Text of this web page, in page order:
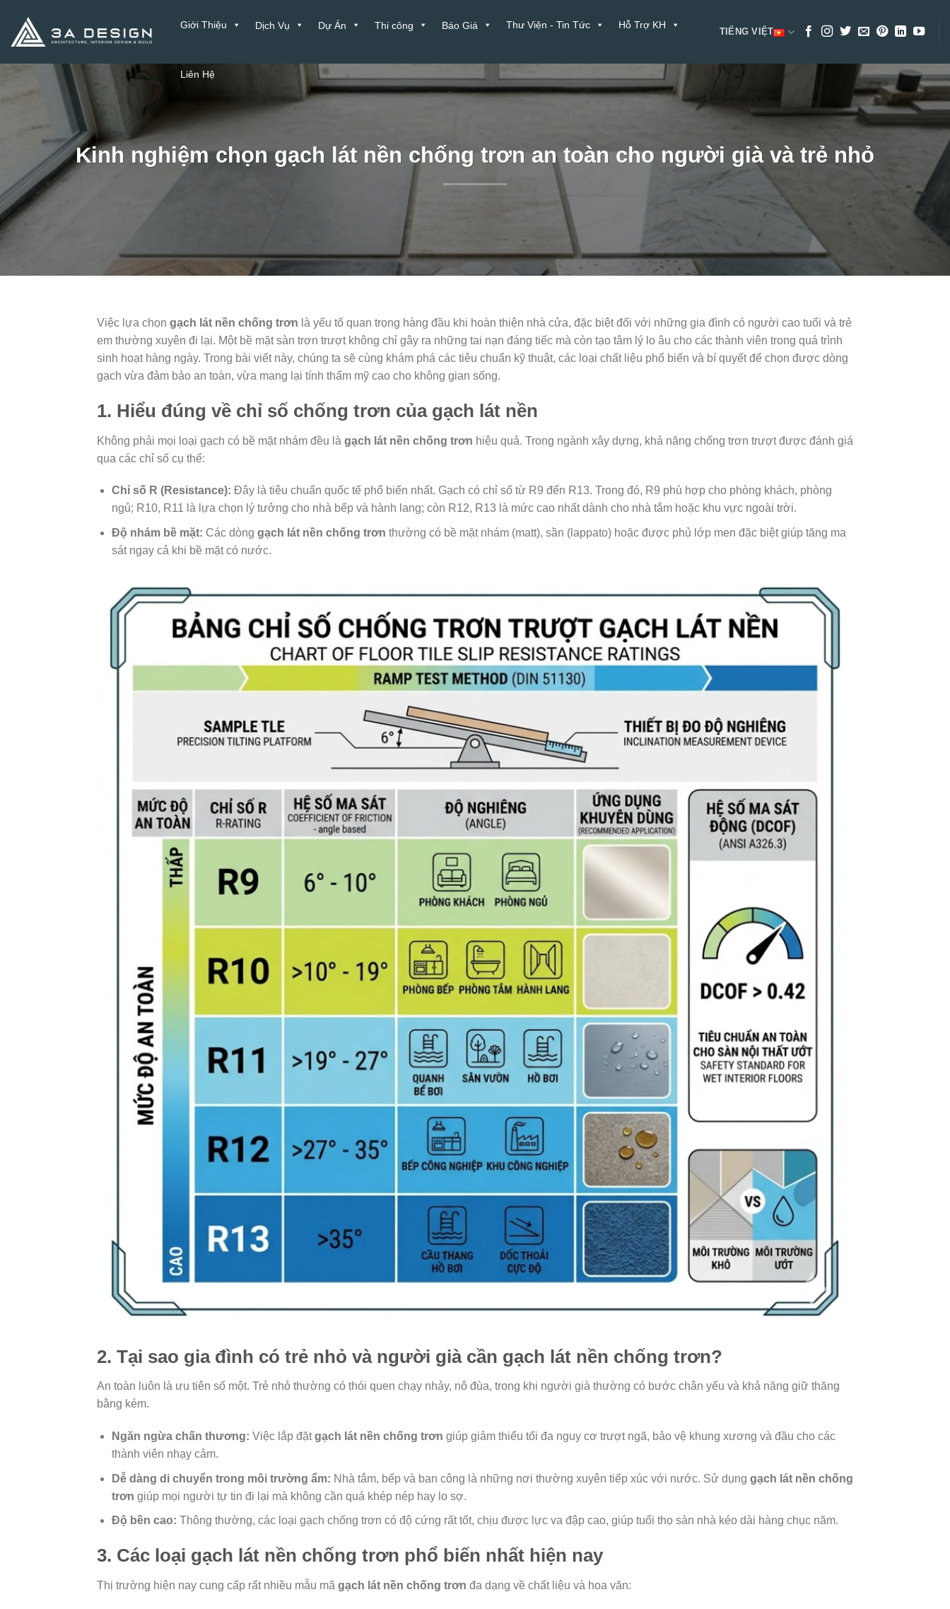
nội
dung
Giới Thiệu Dịch Vụ Dự Án Thi công Báo Giá Thư Viện - Tin Tức Hỗ Trợ KH
Liên Hệ
TIẾNG VIỆT
Kinh nghiệm chọn gạch lát nền chống trơn an toàn cho người già và trẻ nhỏ
Việc lựa chọn gạch lát nền chống trơn là yếu tố quan trọng hàng đầu khi hoàn thiện nhà cửa, đặc biệt đối với những gia đình có người cao tuổi và trẻ
em thường xuyên đi lại. Một bề mặt sàn trơn trượt không chỉ gây ra những tai nạn đáng tiếc mà còn tạo tâm lý lo âu cho các thành viên trong quá trình
sinh hoạt hàng ngày. Trong bài viết này, chúng ta sẽ cùng khám phá các tiêu chuẩn kỹ thuật, các loại chất liệu phổ biến và bí quyết để chọn được dòng
gạch vừa đảm bảo an toàn, vừa mang lại tính thẩm mỹ cao cho không gian sống.
1. Hiểu đúng về chỉ số chống trơn của gạch lát nền
Không phải mọi loại gạch có bề mặt nhám đều là gạch lát nền chống trơn hiệu quả. Trong ngành xây dựng, khả năng chống trơn trượt được đánh giá
qua các chỉ số cụ thể:
Chỉ số R (Resistance): Đây là tiêu chuẩn quốc tế phổ biến nhất. Gạch có chỉ số từ R9 đến R13. Trong đó, R9 phù hợp cho phòng khách, phòng
ngủ; R10, R11 là lựa chọn lý tưởng cho nhà bếp và hành lang; còn R12, R13 là mức cao nhất dành cho nhà tắm hoặc khu vực ngoài trời.
Độ nhám bề mặt: Các dòng gạch lát nền chống trơn thường có bề mặt nhám (matt), sần (lappato) hoặc được phủ lớp men đặc biệt giúp tăng ma
sát ngay cả khi bề mặt có nước.
2. Tại sao gia đình có trẻ nhỏ và người già cần gạch lát nền chống trơn?
An toàn luôn là ưu tiên số một. Trẻ nhỏ thường có thói quen chạy nhảy, nô đùa, trong khi người già thường có bước chân yếu và khả năng giữ thăng
bằng kém.
Ngăn ngừa chấn thương: Việc lắp đặtgạch lát nền chống trơn giúp giảm thiểu tối đa nguy cơ trượt ngã, bảo vệ khung xương và đầu cho các
thành viên nhạy cảm.
Dễ dàng di chuyển trong môi trường ẩm: Nhà tắm, bếp và ban công là những nơi thường xuyên tiếp xúc với nước. Sử dụng gạch lát nền chống
trơn giúp mọi người tự tin đi lại mà không cần quá khép nép hay lo sợ.
Độ bền cao: Thông thường, các loại gạch chống trơn có độ cứng rất tốt, chịu được lực va đập cao, giúp tuổi thọ sàn nhà kéo dài hàng chục năm.
3. Các loại gạch lát nền chống trơn phổ biến nhất hiện nay
Thị trường hiện nay cung cấp rất nhiều mẫu mã gạch lát nền chống trơn đa dạng về chất liệu và hoa văn: